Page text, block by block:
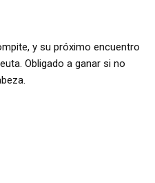
y su próximo encuentro
Obligado a ganar si no